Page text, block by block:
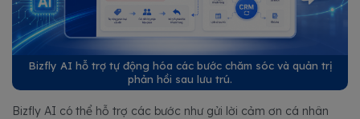
Bizfly AI hỗ trợ tự động hóa các bước chăm sóc và quản trị
phản hồi sau lưu trú.
Bizfly AI có thể hỗ trợ các bước như gửi lời cảm ơn cá nhân